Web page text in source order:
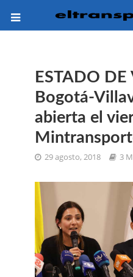
ESTADO DE
Bogotá-
abierta el
29 agosto, 2018 3